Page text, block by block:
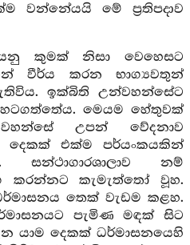
වන්නේයයි මේ ප්‍රතිපදාව
කුමක් නිසා වෙහෙසට
වීර්ය කරන භාග්‍යවතුන්
ඉක්බිති උන්වහන්සේට
මෙයම හේතුවක්
උපන් වේදනාව
දෙකක් එක්ම පර්යංකයකින්
සන්ථාගාරශාලාව නම්
කරන්නට කැමැත්තෝ වූහ.
තෙක් වැඩම කළහ.
පැමිණ මඳක් සිට
යාම දෙකක් ධර්මාසනයෙහි